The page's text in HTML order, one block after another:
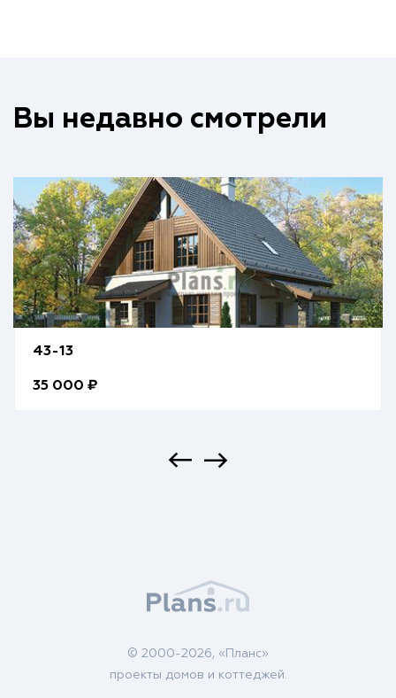
Вы недавно смотрели
43-13
35 000 ₽
© 2000-2026, «Планс»
проекты домов и коттеджей.